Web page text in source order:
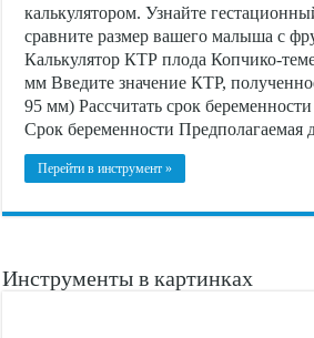
калькулятором. Узнайте
сравните размер вашего малыша с
Калькулятор КТР плода Копчико-
мм Введите значение КТР,
95 мм) Рассчитать срок беременности
Срок беременности Предполагаемая
Перейти в инструмент »
Инструменты в картинках